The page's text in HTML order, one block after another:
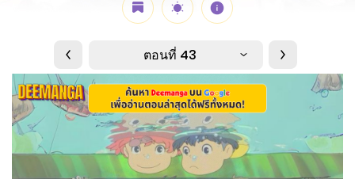
ตอนที่ 43